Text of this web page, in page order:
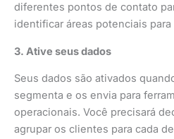
diferentes pontos de contato
identificar áreas potenciais
3. Ative seus dados
Seus dados são ativados
segmenta e os envia para
operacionais. Você precisará
agrupar os clientes para cada